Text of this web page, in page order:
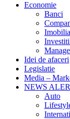
Economie
Banci
Idei de afaceri
Legislatie
Media –
NEWS
Auto